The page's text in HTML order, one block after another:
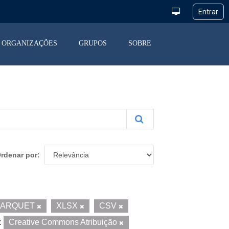
ORGANIZAÇÕES GRUPOS SOBRE
por
XLSX
CSV
Creative Commons Atribuição